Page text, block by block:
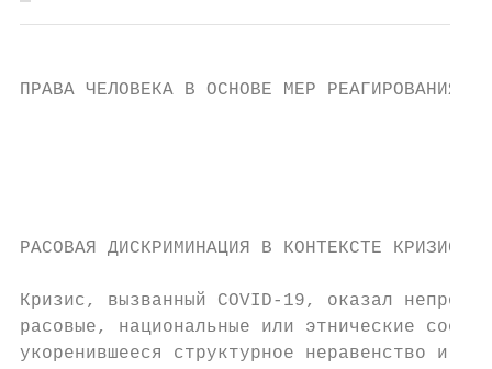
ПРАВА ЧЕЛОВЕКА В ОСНОВЕ МЕР РЕАГИРОВАНИЯ
РАСОВАЯ ДИСКРИМИНАЦИЯ В КОНТЕКСТЕ КРИЗИСА,
Кризис, вызванный COVID-19, оказал
расовые, национальные или этнические
укоренившееся структурное неравенство и